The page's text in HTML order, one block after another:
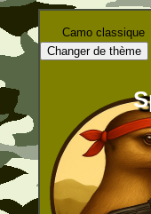
Camo classique